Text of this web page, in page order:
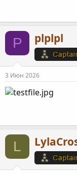
P plplpl
3 Июн 2026
L